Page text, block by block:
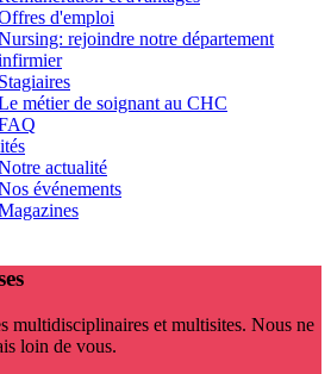
d'emploi
rejoindre notre département
Stagiaires
métier de soignant au CHC
actualité
événements
multidisciplinaires et multisites. Nous ne
loin de vous.